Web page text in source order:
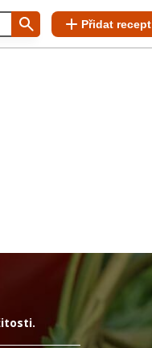
Přidat recept